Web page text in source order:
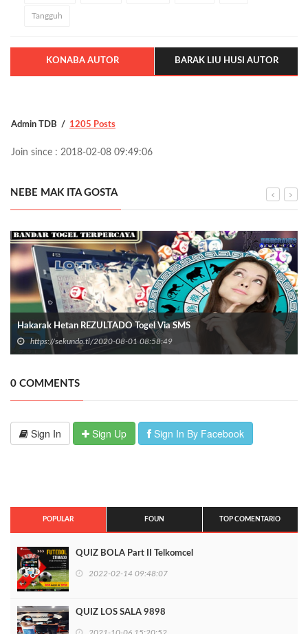
Tangguh
KONABA AUTOR BARAK LIU HUSI AUTOR
Admin TDB 1205 Posts
Join since : 2018-02-08 09:49:06
NEBE MAK ITA GOSTA
Hakarak Hetan REZULTADO Togel Via SMS
https://sekundo.tl/2020-08-01 08:58:49
0 COMMENTS
Sign In Sign Up Sign In By Facebook
POPULAR FOUN TOP COMENTARIO
QUIZ BOLA Part II Telkomcel
2022-02-14 09:48:07
QUIZ LOS SALA 9898